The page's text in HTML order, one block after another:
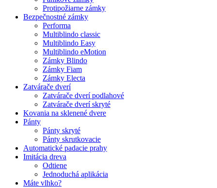
Protipožiarne zámky
Bezpečnostné zámky
Performa
Multiblindo classic
Multiblindo Easy
Multiblindo eMotion
Zámky Blindo
Zámky Fiam
Zámky Electa
Zatvárače dverí
Zatvárače dverí podlahové
Zatvárače dverí skryté
Kovania na sklenené dvere
Pánty
Pánty skryté
Pánty skrutkovacie
Automatické padacie prahy
Imitácia dreva
Odtiene
Jednoduchá aplikácia
Máte vlhko?